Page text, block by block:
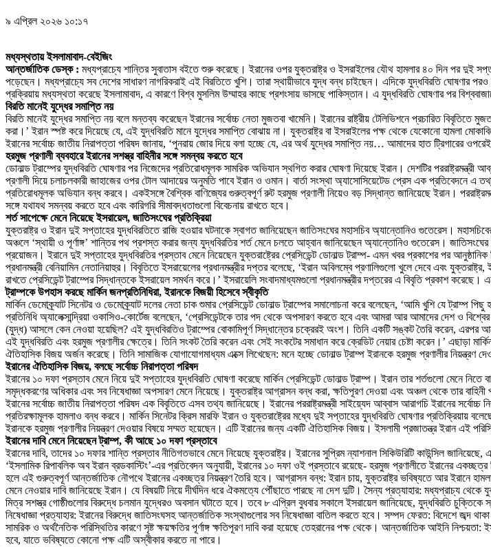
৯ এপ্রিল ২০২৬ ১০:১৭
মধ্যস্থতায় ইসলামাবাদ-বেইজিং
আন্তর্জাতিক ডেস্ক : মধ্যপ্রাচ্যে শান্তির সুবাতাস বইতে শুরু করেছে। ইরানের ওপর যুক্তরাষ্ট্র ও ইসরাইলের যৌথ হামলার ৪০ দিন পর দুই
পড়েছেন। মধ্যপ্রাচ্যে সব দেশের সাধারণ নাগরিকরাই এই বিরতিতে খুশি। তারা স্থায়ীভাবে যুদ্ধ বন্ধ চাইছেন। এদিকে যুদ্ধবিরতি ঘোষণার
প্রক্রিয়ায় মধ্যস্থতা করেছে ইসলামাবাদ, এ কারণে বিশ্ব মুসলিম উম্মাহর কাছে প্রশংসায় ভাসছে পাকিস্তান। এ যুদ্ধবিরতি ঘোষণার পর
বিরতি মানেই যুদ্ধের সমাপ্তি নয়
বিরতি মানেই যুদ্ধের সমাপ্তি নয় বলে মন্তব্য করেছেন ইরানের সর্বোচ্চ নেতা মুজতবা খামেনি। ইরানের রাষ্ট্রীয় টেলিভিশনে প্রচারিত
করা।’ ইরান স্পষ্ট করে দিয়েছে যে, এই যুদ্ধবিরতি মানে যুদ্ধের সমাপ্তি বোঝায় না। যুক্তরাষ্ট্র বা ইসরাইলের পক্ষ থেকে যেকোনো হামলা
ইরানের সর্বোচ্চ জাতীয় নিরাপত্তা পরিষদ জানায়, ‘পুনরায় জোর দিয়ে বলা হচ্ছে যে, এর অর্থ যুদ্ধের সমাপ্তি নয়… আমাদের হাত ট্রিগারের
হরমুজ প্রণালী ব্যবহারে ইরানের সশস্ত্র বাহিনীর সঙ্গে সমন্বয় করতে হবে
ডোনাল্ড ট্রাম্পের যুদ্ধবিরতি ঘোষণার পর নিজেদের প্রতিরোধমূলক সামরিক অভিযান স্থগিত করার ঘোষণা দিয়েছে ইরান। দেশটির
প্রণালী দিয়ে চলাচলকারী জাহাজের ওপর টোল আদায়ের অনুমতি পাবে ইরান ও ওমান। বার্তা সংস্থা অ্যাসোসিয়েটেড প্রেস এক প্রতিবেদনে এ
প্রতিরোধমূলক অভিযান বন্ধ করবে। একইসঙ্গে বৈশ্বিক বাণিজ্যের গুরুত্বপূর্ণ রুট হরমুজ প্রণালী নিয়েও বড় সিদ্ধান্ত জানিয়েছে ইরান।
সঙ্গে যথাযথ সমন্বয় করতে হবে এবং কারিগরি সীমাবদ্ধতাগুলো বিবেচনায় রাখতে হবে।
শর্ত সাপেক্ষে মেনে নিয়েছে ইসরায়েল, জাতিসংঘের প্রতিক্রিয়া
যুক্তরাষ্ট্র ও ইরান দুই সপ্তাহের যুদ্ধবিরতিতে রাজি হওয়ার ঘটনাকে স্বাগত জানিয়েছেন জাতিসংঘের মহাসচিব অ্যান্তোনিও গুতেরেস।
অঞ্চলে ‘স্থায়ী ও পূর্ণাঙ্গ’ শান্তির পথ প্রশস্ত করার জন্য যুদ্ধবিরতির শর্ত মেনে চলতে আহ্বান জানিয়েছেন অ্যান্তোনিও গুতেরেস।
প্রয়োজন। ইরানে দুই সপ্তাহের যুদ্ধবিরতির প্রস্তাব মেনে নিয়েছেন যুক্তরাষ্ট্রের প্রেসিডেন্ট ডোনাল্ড ট্রাম্প- এমন খবর প্রকাশের পর
প্রধানমন্ত্রী বেনিয়ামিন নেতানিয়াহুর। বিবৃতিতে ইসরায়েলের প্রধানমন্ত্রীর দপ্তর বলেছে, ‘ইরান অবিলম্বে প্রণালিগুলো খুলে দেবে এবং
রাখতে প্রেসিডেন্ট ট্রাম্পের সিদ্ধান্তকে ইসরায়েল সমর্থন করে।’ ইসরায়েলি সংবাদমাধ্যমগুলো প্রধানমন্ত্রীর দপ্তরের এ বিবৃতি প্রকাশ
ট্রাম্পকে উপহাস করছে মার্কিন জনপ্রতিনিধিরা, ইরানকে বিজয়ী হিসেবে স্বীকৃতি
মার্কিন ডেমোক্র্যাট সিনেটর ও ডেমোক্র্যাট দলের নেতা চাক শুমার প্রেসিডেন্ট ডোনাল্ড ট্রাম্পের সমালোচনা করে বলেছেন, ‘আমি খুশি যে ট্রাম্প
প্রতিনিধি অ্যালেক্সান্দ্রিয়া ওকাসিও-কোর্টেজ বলেছেন, ‘প্রেসিডেন্টকে তার পদ থেকে অপসারণ করতে হবে এবং আমরা আর আমাদের দেশ ও
(যুদ্ধ) আসলে কেন নেওয়া হয়েছিল? এই যুদ্ধবিরতিও ট্রাম্পের বোকামিপূর্ণ সিদ্ধান্তের চক্রেরই অংশ। তিনি একটি সঙ্কট তৈরি করেন, এরপর
এই যুদ্ধবিরতি এবং হরমুজ প্রণালীর ক্ষেত্রে। তিনি সংকট তৈরি করেন এবং সেই সংকটের সমাধান করে ক্রেডিট নেয়ার চেষ্টা করেন।’ এছাড়া
ঐতিহাসিক বিজয় অর্জন করেছে। তিনি সামাজিক যোগাযোগমাধ্যম এক্সে লিখেছেন: মনে হচ্ছে ডোনাল্ড ট্রাম্প ইরানকে হরমুজ প্রণালীর নিয়ন্ত্রণ
ইরানের ঐতিহাসিক বিজয়, বলছে সর্বোচ্চ নিরাপত্তা পরিষদ
ইরানের ১০ দফা প্রস্তাব মেনে নিয়ে দুই সপ্তাহের যুদ্ধবিরতি ঘোষণা করেছে মার্কিন প্রেসিডেন্ট ডোনাল্ড ট্রাম্প। ইরান তার শর্তগুলো মেনে
সমৃদ্ধকরণের অধিকার এবং সব নিষেধাজ্ঞা অপসারণ মেনে নিয়েছে। যুক্তরাষ্ট্র আগ্রাসন বন্ধ করা, ক্ষতিপূরণ দেওয়া এবং অঞ্চল থেকে তার
ইরানের সর্বোচ্চ জাতীয় নিরাপত্তা পরিষদ এক বিবৃতিতে এসব তথ্য জানিয়েছে। ইরানের পররাষ্ট্রমন্ত্রী সাইয়্যেদ আব্বাস আরাগচি ইরানের
প্রতিরক্ষামূলক হামলাও বন্ধ করবে। মার্কিন সিনেটর ক্রিস মারফি ইরান ও যুক্তরাষ্ট্রের মধ্যে দুই সপ্তাহের যুদ্ধবিরতি ঘোষণার প্রতিক্রিয়ায়
ইরানকে হরমুজ প্রণালীর নিয়ন্ত্রণ দেওয়ার বিষয়ে সম্মত হয়েছেন। এটি ইরানের জন্য একটি ঐতিহাসিক বিজয়। ইসলামী প্রজাতন্ত্র ইরান এই
ইরানের দাবি মেনে নিয়েছেন ট্রাম্প, কী আছে ১০ দফা প্রস্তাবে
ইরানের দাবি, তাদের ১০ দফার শান্তি প্রস্তাব নীতিগতভাবে মেনে নিয়েছে যুক্তরাষ্ট্র। ইরানের সুপ্রিম ন্যাশনাল সিকিউরিটি কাউন্সিল
‘ইসলামিক রিপাবলিক অব ইরান ব্রডকাস্টিং’-এর প্রতিবেদন অনুযায়ী, ইরানের ১০ দফা ওই প্রস্তাবে রয়েছে- হরমুজ প্রণালীতে ইরানের একচ্ছত্র
হলে এই গুরুত্বপূর্ণ আন্তর্জাতিক নৌপথে ইরানের একচ্ছত্র নিয়ন্ত্রণ তৈরি হবে। আগ্রাসন বন্ধ: ইরান চায়, যুক্তরাষ্ট্র ভবিষ্যতে আর ইরানে
মেনে নেওয়ার দাবি জানিয়েছে ইরান। যে বিষয়টি নিয়ে দীর্ঘদিন ধরে ঐকমত্যে পৌঁছাতে পারছে না দেশ দুটি। সৈন্য প্রত্যাহার: মধ্যপ্রাচ্য থেকে
মিত্র সশস্ত্র গোষ্ঠীগুলোর বিরুদ্ধে চলমান যুদ্ধেরও অবসান ঘটাতে হবে। তবে ৮ এপ্রিল বুধবার সকালে ইসরায়েল জানিয়েছে, যুদ্ধবিরতি
নিষেধাজ্ঞা প্রত্যাহার: ইরানের বিরুদ্ধে জাতিসংঘসহ আন্তর্জাতিক সংস্থাগুলোর সব নিষেধাজ্ঞা বাতিল করতে হবে। সম্পদ ফেরত: বিদেশে জব্দ
সামরিক ও অর্থনৈতিক পরিস্থিতির কারণে সৃষ্ট ক্ষয়ক্ষতির পূর্ণাঙ্গ ক্ষতিপূরণ দাবি করা হয়েছে তেহরানের পক্ষ থেকে। আন্তর্জাতিক আইনি
হবে, যাতে ভবিষ্যতে কোনো পক্ষ এটি অস্বীকার করতে না পারে।